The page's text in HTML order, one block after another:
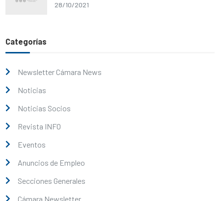
28/10/2021
Categorías
Newsletter Cámara News
Noticias
Noticias Socios
Revista INFO
Eventos
Anuncios de Empleo
Secciones Generales
Cámara Newsletter